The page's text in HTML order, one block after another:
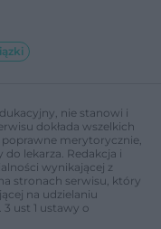
nie stanowi i
dokłada wszelkich
merytorycznie,
do lekarza. Redakcja i
wynikającej z
stronach serwisu, który
na udzielaniu
ust 1 ustawy o